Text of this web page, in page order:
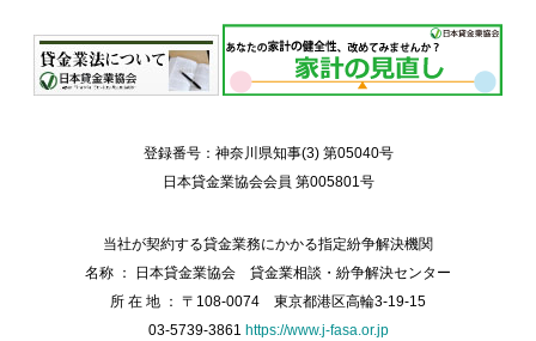
登録番号：神奈川県知事(3) 第05040号
日本貸金業協会会員 第005801号
当社が契約する貸金業務にかかる指定紛争解決機関
名称 ： 日本貸金業協会 貸金業相談・紛争解決センター
所 在 地 ： 〒108-0074 東京都港区高輪3-19-15
03-5739-3861 https://www.j-fasa.or.jp